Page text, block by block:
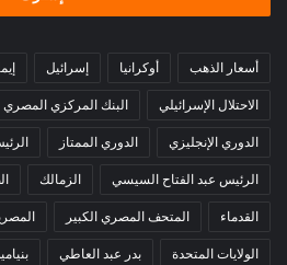
أسعار الذهب أوكرانيا إسرائيل
الاحتلال الإسرائيلي البنك المركزي المصري
الدوري الإنجليزي الدوري الممتاز
الرئيس عبد الفتاح السيسي الزمالك
القدماء المتحف المصري الكبير
الولايات المتحدة بدر عبد العاطي